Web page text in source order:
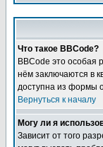
Что такое BBCode?
BBCode это особая
нём заключаются в
доступна из формы
Вернуться к началу
Могу ли я
Зависит от того